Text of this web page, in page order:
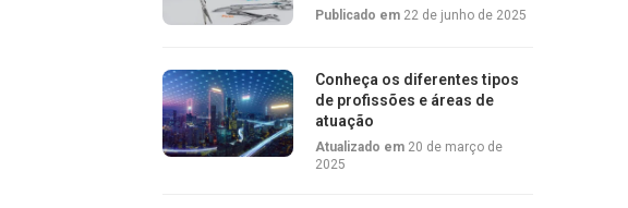
Publicado em 22 de junho de 2025
Conheça os diferentes tipos
de profissões e áreas de
atuação
Atualizado em 20 de março de
2025